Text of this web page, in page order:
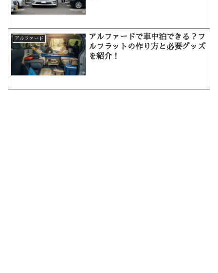
アルファード
アルファードで車中泊できる？フ
ルフラットの作り方と必要グッズ
を紹介！